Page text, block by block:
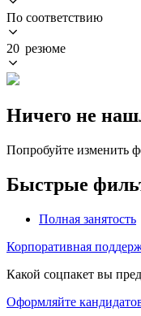
По соответствию
20 резюме
Ничего не
Попробуйте изменить
Быстрые
Полная занятость
Корпоративная
Какой соцпакет вы
Оформляйте